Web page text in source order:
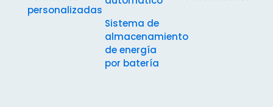
personalizadas
Sistema de
almacenamiento
de energía
por batería